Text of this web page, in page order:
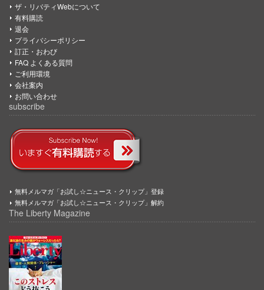
ザ・リバティWebについて
有料購読
退会
プライバシーポリシー
訂正・おわび
FAQ よくある質問
ご利用環境
会社案内
お問い合わせ
subscribe
無料メルマガ「お試し☆ニュース・クリップ」登録
無料メルマガ「お試し☆ニュース・クリップ」解約
The Liberty Magazine